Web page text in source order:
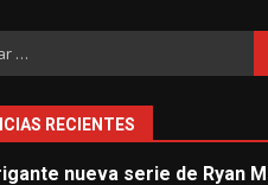
RECIENTES
nueva serie de Ryan